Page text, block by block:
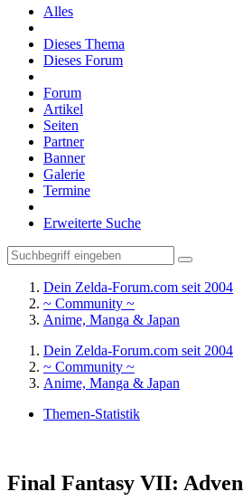
Alles
Dieses Thema
Dieses Forum
Forum
Artikel
Seiten
Partner
Banner
Galerie
Termine
Erweiterte Suche
Dein Zelda-Forum.com seit 2004
~ Community ~
Anime, Manga & Japan
Dein Zelda-Forum.com seit 2004
~ Community ~
Anime, Manga & Japan
Themen-Statistik
Final Fantasy VII: